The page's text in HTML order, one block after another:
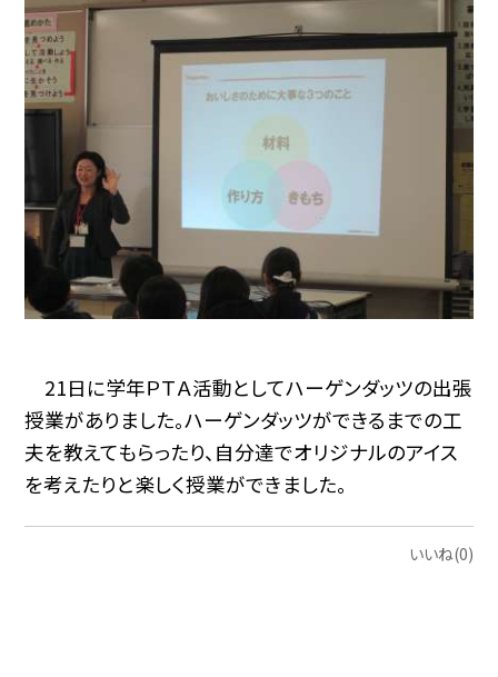
21日に学年ＰＴＡ活動としてハーゲンダッツの出張
授業がありました。ハーゲンダッツができるまでの工
夫を教えてもらったり、自分達でオリジナルのアイス
を考えたりと楽しく授業ができました。
いいね(0)